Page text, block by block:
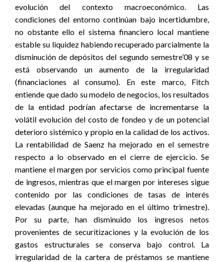
evolución del contexto macroeconómico. Las
condiciones del entorno continúan bajo incertidumbre,
no obstante ello el sistema financiero local mantiene
estable su liquidez habiendo recuperado parcialmente la
disminución de depósitos del segundo semestre’08 y se
está observando un aumento de la irregularidad
(financiaciones al consumo). En este marco, Fitch
entiende que dado su modelo de negocios, los resultados
de la entidad podrían afectarse de incrementarse la
volátil evolución del costo de fondeo y de un potencial
deterioro sistémico y propio en la calidad de los activos.
La rentabilidad de Saenz ha mejorado en el semestre
respecto a lo observado en el cierre de ejercicio. Se
mantiene el margen por servicios como principal fuente
de ingresos, mientras que el margen por intereses sigue
contenido por las condiciones de tasas de interés
elevadas (aunque ha mejorado en el último trimestre).
Por su parte, han disminuido los ingresos netos
provenientes de securitizaciones y la evolución de los
gastos estructurales se conserva bajo control. La
irregularidad de la cartera de préstamos se mantiene